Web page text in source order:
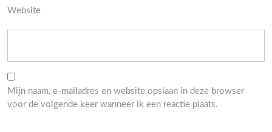
Website
Mijn naam, e-mailadres en website opslaan in deze browser
voor de volgende keer wanneer ik een reactie plaats.